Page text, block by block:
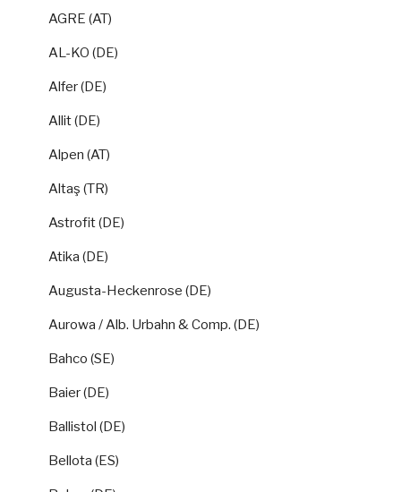
AGRE (AT)
AL-KO (DE)
Alfer (DE)
Allit (DE)
Alpen (AT)
Altaş (TR)
Astrofit (DE)
Atika (DE)
Augusta-Heckenrose (DE)
Aurowa / Alb. Urbahn & Comp. (DE)
Bahco (SE)
Baier (DE)
Ballistol (DE)
Bellota (ES)